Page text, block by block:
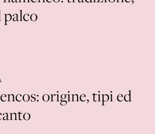
palco
origine, tipi ed